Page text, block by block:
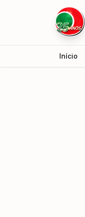
Início